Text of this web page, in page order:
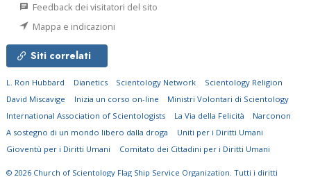
Feedback dei visitatori del sito
Mappa e indicazioni
Siti correlati
L. Ron Hubbard Dianetics Scientology Network
Scientology Religion
David Miscavige
Inizia un corso on-line
Ministri Volontari di Scientology
International Association of Scientologists
La Via della Felicità
Narconon
A sostegno di un mondo libero dalla droga
Uniti per i Diritti Umani
Gioventù per i Diritti Umani
Comitato dei Cittadini per i Diritti Umani
© 2026 Church of Scientology Flag Ship Service Organization. Tutti i diritti